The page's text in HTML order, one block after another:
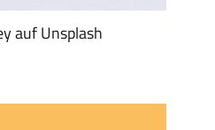
auf Unsplash